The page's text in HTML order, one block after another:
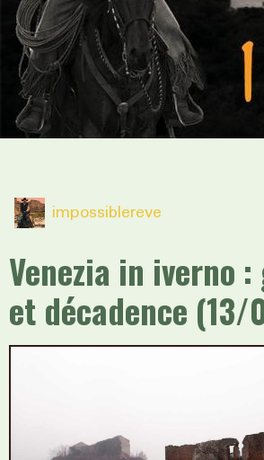
impossiblereve
Venezia in iverno
et décadence (13/